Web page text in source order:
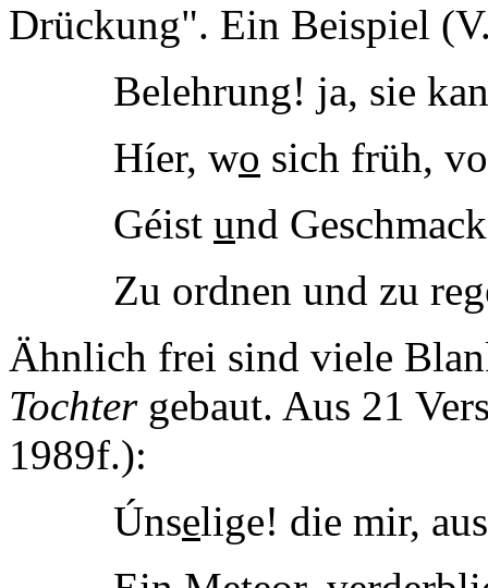
Drückung". Ein Beispiel
Belehrung! ja, sie
Híer, wo sich früh,
Géist und
Zu ordnen und zu
Ähnlich frei sind viele
Tochtergebaut. Aus 21
1989f.):
Únselige! die mir,